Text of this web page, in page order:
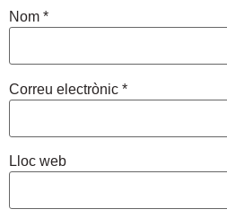
Nom *
Correu electrònic *
Lloc web